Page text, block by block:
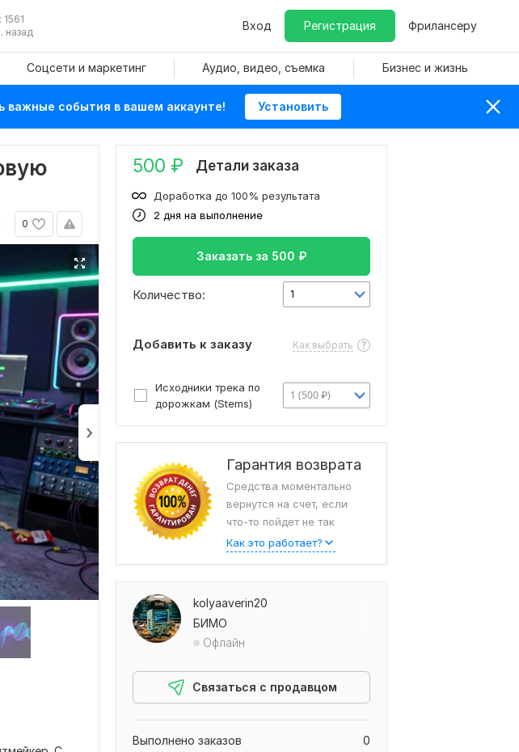
назад
Вход Регистрация Фрилансеру
Соцсети и маркетинг Аудио, видео, съемка Бизнес и жизнь
важные события в вашем аккаунте! Установить
0
500 ₽ Детали заказа
2 дня на выполнение
Доработка до 100% результата
Заказать за 500 ₽
Количество: 1
Добавить к заказу Как выбрать
Исходники трека по
дорожкам (Stems)
1 (500 ₽)
Гарантия возврата
Средства моментально
вернутся на счет, если
что-то пойдет не так
Как это работает?
kolyaaverin20
БИМО
Офлайн
Связаться с продавцом
0
Выполнено заказов